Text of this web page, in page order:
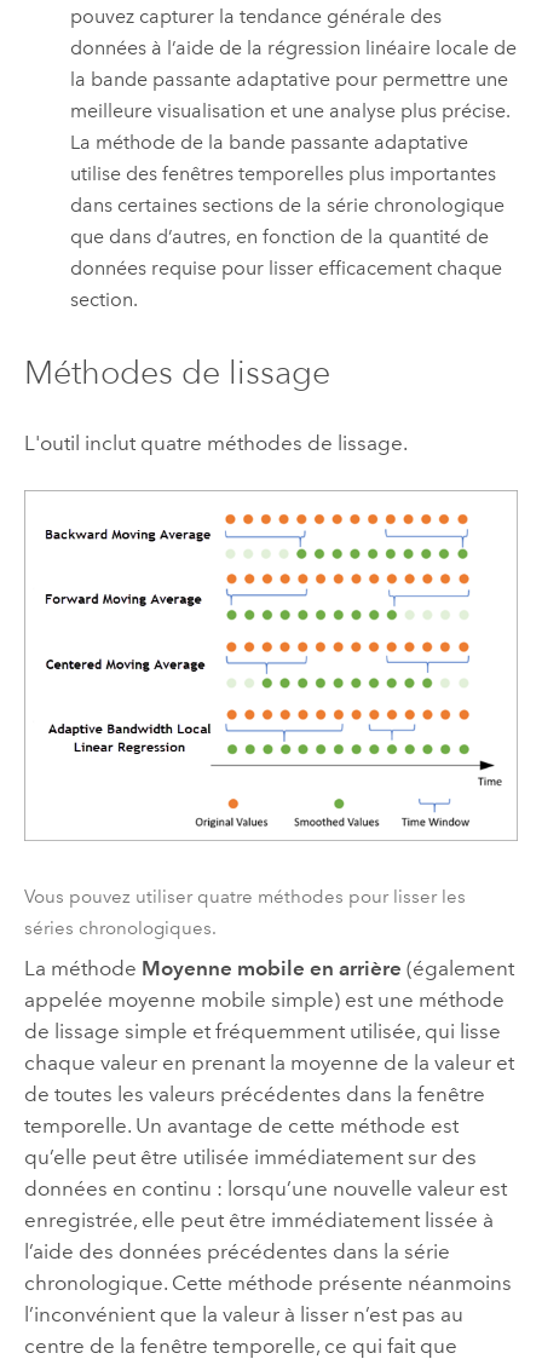
pouvez capturer la tendance générale des
données à l’aide de la régression linéaire locale de
la bande passante adaptative pour permettre une
meilleure visualisation et une analyse plus précise.
La méthode de la bande passante adaptative
utilise des fenêtres temporelles plus importantes
dans certaines sections de la série chronologique
que dans d’autres, en fonction de la quantité de
données requise pour lisser efficacement chaque
section.
Méthodes de lissage
L'outil inclut quatre méthodes de lissage.
Vous pouvez utiliser quatre méthodes pour lisser les
séries chronologiques.
La méthode Moyenne mobile en arrière (également
appelée moyenne mobile simple) est une méthode
de lissage simple et fréquemment utilisée, qui lisse
chaque valeur en prenant la moyenne de la valeur et
de toutes les valeurs précédentes dans la fenêtre
temporelle. Un avantage de cette méthode est
qu’elle peut être utilisée immédiatement sur des
données en continu : lorsqu’une nouvelle valeur est
enregistrée, elle peut être immédiatement lissée à
l’aide des données précédentes dans la série
chronologique. Cette méthode présente néanmoins
l’inconvénient que la valeur à lisser n’est pas au
centre de la fenêtre temporelle, ce qui fait que